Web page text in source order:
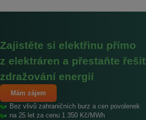
Zajistěte si elektřinu přímo
z elektráren a přestaňte řešit
zdražování energií
Mám zájem
Bez vlivů zahraničních burz a cen povolenek
na 25 let za cenu 1 350 Kč/MWh